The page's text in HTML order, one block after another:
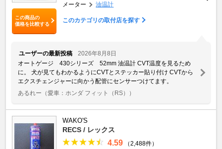
この商品の
価格を比較する
メーター 油温計
このカテゴリの取付店を探す
ユーザーの最新投稿
2026年8月8日
オートゲージ 430シリーズ 52mm 油温計 CVT温度を見るため
に。 犬が見てもわかるようにCVTとステッカー貼り付け CVTから
エクスチェンジャーに向かう配管にセンサーつけてます。
あるれー （愛車：ホンダ フィット（RS））
WAKO'S
RECS / レックス
4.59
（2,488件）